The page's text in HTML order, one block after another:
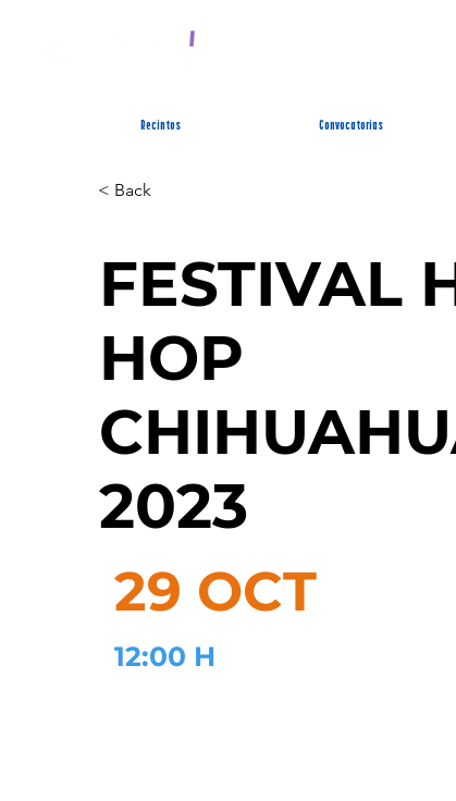
Recintos Convocatorias
< Back
FESTIVAL
HOP
2023
29 OCT
12:00 H